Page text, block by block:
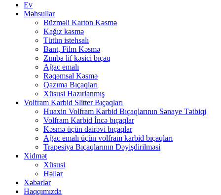
Ev
Məhsullar
Büzməli Karton Kəsmə
Kağız kəsmə
Tütün istehsalı
Bant, Film Kəsmə
Zımba lif kəsici bıçaq
Ağac emalı
Rəqəmsal Kəsmə
Qazıma Bıçaqları
Xüsusi Hazırlanmış
Volfram Karbid Slitter Bıçaqları
Huaxin Volfram Karbid Bıçaqlarının Sənaye Tətbiqi
Volfram Karbid İncə bıçaqlar
Kəsmə üçün dairəvi bıçaqlar
Ağac emalı üçün volfram karbid bıçaqları
Trapesiya Bıçaqlarının Dəyişdirilməsi
Xidmət
Xüsusi
Həllər
Xəbərlər
Haqqımızda